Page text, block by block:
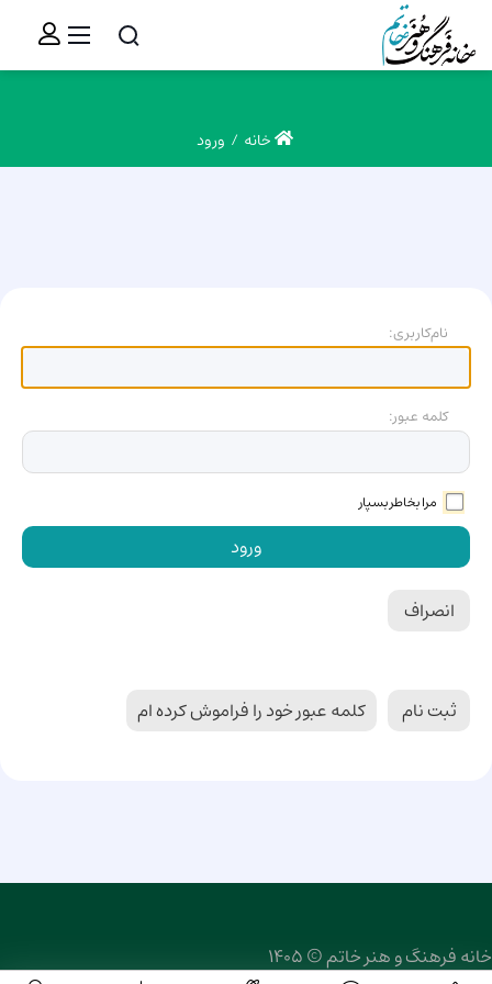
خانه ورود
نام‌کاربری:
کلمه عبور:
مرا بخاطر بسپار
ورود
انصراف
ثبت نام کلمه عبور خود را فراموش کرده ام
خانه فرهنگ و هنر خاتم © 1405